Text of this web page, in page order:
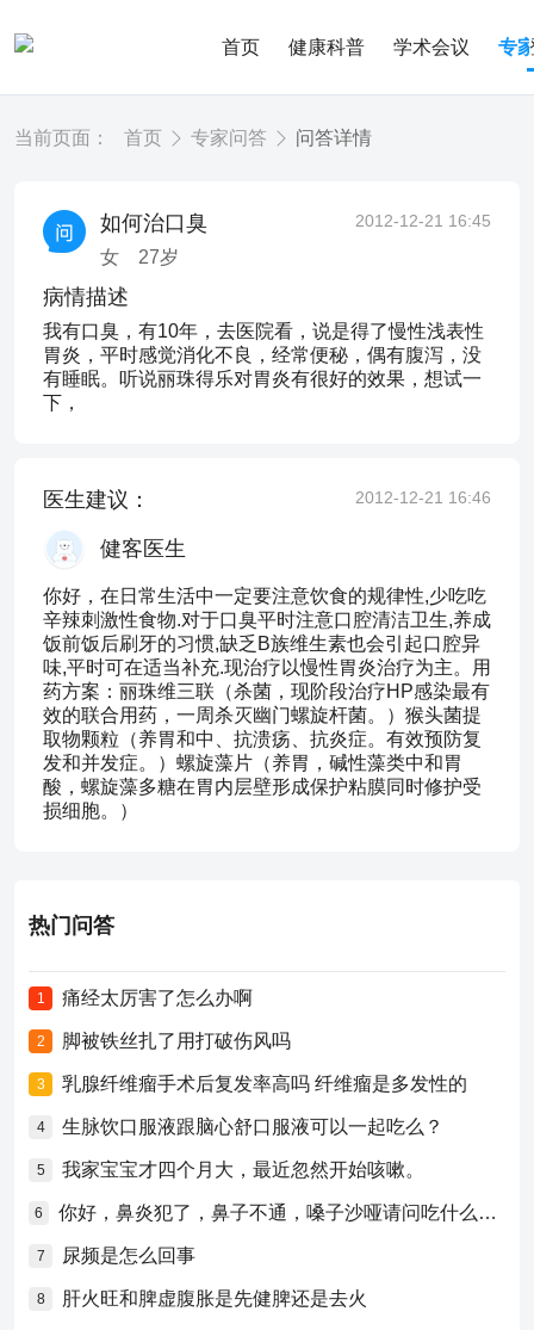
首页 健康科普 学术会议 专
当前页面： 首页 专家问答 问答详情
如何治口臭
女 27岁
2012-12-21 16:45
病情描述
我有口臭，有10年，去医院看，说是得了慢性浅表性
胃炎，平时感觉消化不良，经常便秘，偶有腹泻，没
有睡眠。听说丽珠得乐对胃炎有很好的效果，想试一
下，
医生建议： 2012-12-21 16:46
健客医生
你好，在日常生活中一定要注意饮食的规律性,少吃吃
辛辣刺激性食物.对于口臭平时注意口腔清洁卫生,养成
饭前饭后刷牙的习惯,缺乏B族维生素也会引起口腔异
味,平时可在适当补充.现治疗以慢性胃炎治疗为主。用
药方案：丽珠维三联（杀菌，现阶段治疗HP感染最有
效的联合用药，一周杀灭幽门螺旋杆菌。）猴头菌提
取物颗粒（养胃和中、抗溃疡、抗炎症。有效预防复
发和并发症。）螺旋藻片（养胃，碱性藻类中和胃
酸，螺旋藻多糖在胃内层壁形成保护粘膜同时修护受
损细胞。）
热门问答
1 痛经太厉害了怎么办啊
2 脚被铁丝扎了用打破伤风吗
3 乳腺纤维瘤手术后复发率高吗 纤维瘤是多发性的
4 生脉饮口服液跟脑心舒口服液可以一起吃么？
5 我家宝宝才四个月大，最近忽然开始咳嗽。
6 你好，鼻炎犯了，鼻子不通，嗓子沙哑请问吃什么药比较好？
7 尿频是怎么回事
8 肝火旺和脾虚腹胀是先健脾还是去火